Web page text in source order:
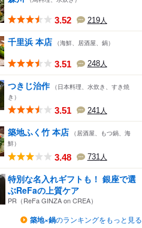
3.52 219人
千里浜 本店 （海鮮、居酒屋、鍋）
3.51 248人
つきじ治作 （日本料理、水炊き、すき焼
き）
3.51 241 人
築地ふく竹 本店 （居酒屋、もつ鍋、海
鮮）
3.48 731人
特別な名入れギフトも！ 銀座で選
ぶReFaの上質ケア
PR（ReFa GINZA on CREA）
築地×鍋のランキングをもっと見る